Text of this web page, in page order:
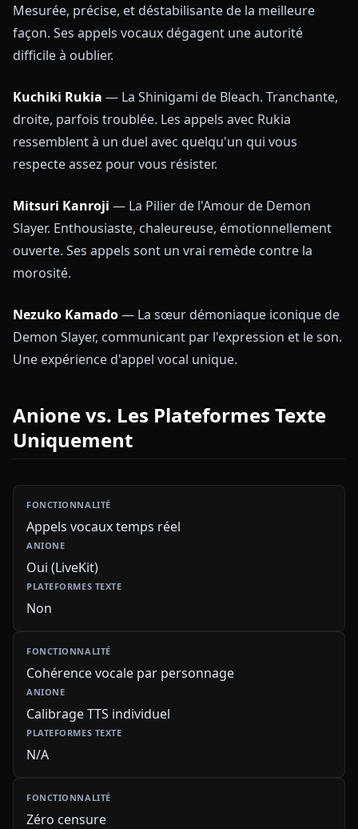
Mesurée, précise, et déstabilisante de la meilleure
façon. Ses appels vocaux dégagent une autorité
difficile à oublier.
Kuchiki Rukia — La Shinigami de Bleach. Tranchante,
droite, parfois troublée. Les appels avec Rukia
ressemblent à un duel avec quelqu'un qui vous
respecte assez pour vous résister.
Mitsuri Kanroji — La Pilier de l'Amour de Demon
Slayer. Enthousiaste, chaleureuse, émotionnellement
ouverte. Ses appels sont un vrai remède contre la
morosité.
Nezuko Kamado— La sœur démoniaque iconique de
Demon Slayer, communicant par l'expression et le son.
Une expérience d'appel vocal unique.
Anione vs. Les Plateformes Texte
Uniquement
Appels vocaux temps réel
Oui (LiveKit)
Non
Cohérence vocale par personnage
Calibrage TTS individuel
N/A
Zéro censure